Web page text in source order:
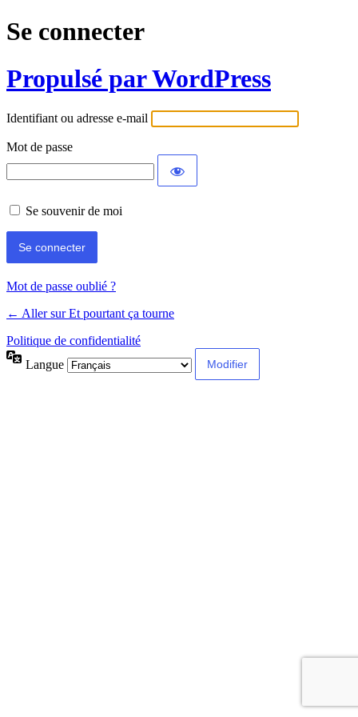
Se connecter
Propulsé par WordPress
Identifiant ou adresse e-mail
Mot de passe
Se souvenir de moi
Mot de passe oublié ?
← Aller sur Et pourtant ça tourne
Politique de confidentialité
Langue